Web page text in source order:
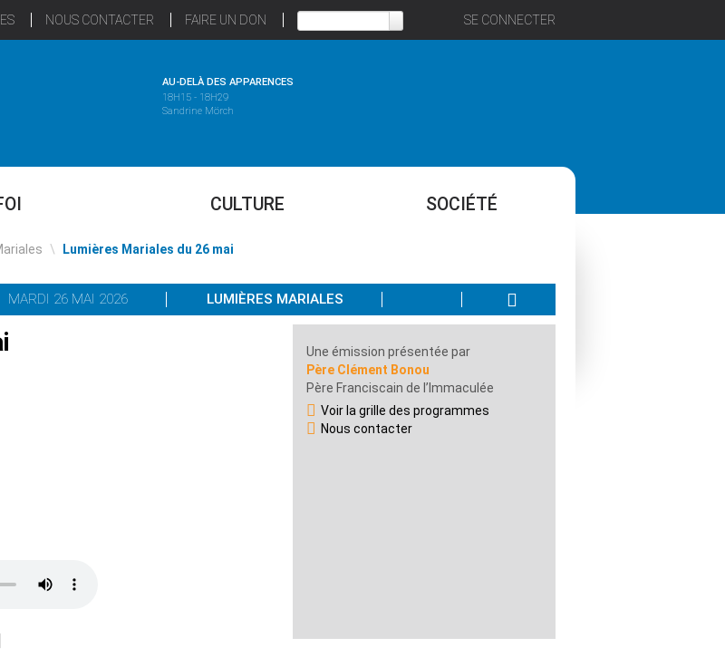
NOUS CONTACTER FAIRE UN DON SE CONNECTER
AU-DELÀ DES APPARENCES
18H15 - 18H29
Sandrine Mörch
CULTURE SOCIÉTÉ
\ Lumières Mariales du 26 mai
MARDI 26 MAI 2026 LUMIÈRES MARIALES
Une émission présentée par
Père Clément Bonou
Père Franciscain de l’Immaculée
Voir la grille des programmes
Nous contacter